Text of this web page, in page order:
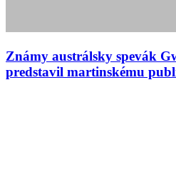
Známy austrálsky spevák
predstavil martinskému